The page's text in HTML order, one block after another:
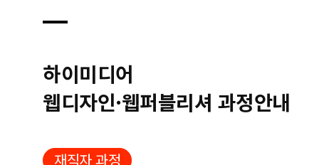
하이미디어
웹디자인·웹퍼블리셔 과정안내
재직자 과정